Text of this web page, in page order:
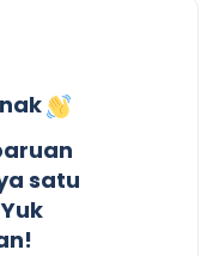
satu